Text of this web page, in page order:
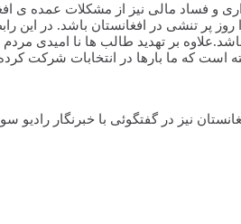
بر تهدید طالب ها نا امیدی